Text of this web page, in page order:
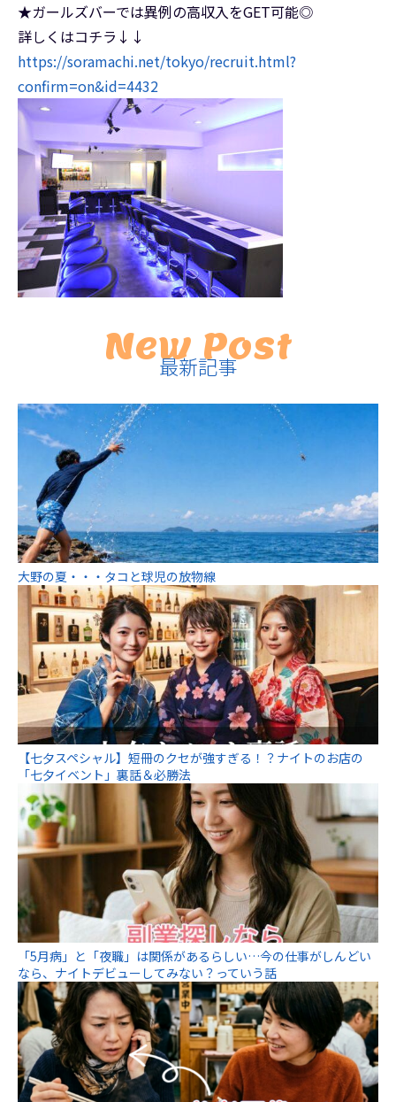
★ガールズバーでは異例の高収入をGET可能◎
詳しくはコチラ↓↓
https://soramachi.net/tokyo/recruit.html?
confirm=on&id=4432
New Post
最新記事
大野の夏・・・タコと球児の放物線
【七夕スペシャル】短冊のクセが強すぎる！？ナイトのお店の
「七夕イベント」裏話＆必勝法
「5月病」と「夜職」は関係があるらしい…今の仕事がしんどい
なら、ナイトデビューしてみない？っていう話